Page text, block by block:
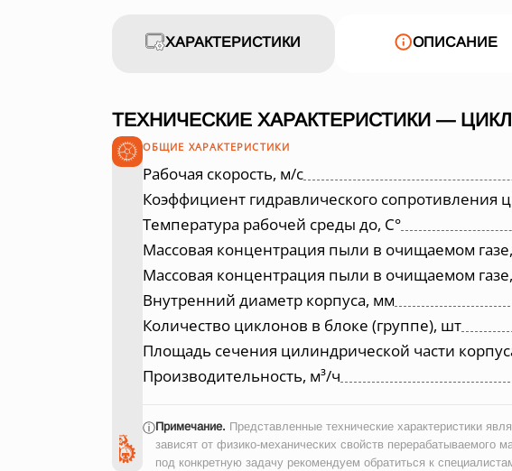
ХАРАКТЕРИСТИКИ ОПИСАНИЕ
ТЕХНИЧЕСКИЕ ХАРАКТЕРИСТИКИ —
ОБЩИЕ ХАРАКТЕРИСТИКИ
Рабочая скорость, м/с
Коэффициент гидравлического сопротивления
Температура рабочей среды до, С°
Массовая концентрация пыли в очищаемом
Массовая концентрация пыли в очищаемом
Внутренний диаметр корпуса, мм
Количество циклонов в блоке (группе), шт
Площадь сечения цилиндрической части
Производительность, м³/ч
ⓘПримечание. Представленные технические характеристики
зависят от физико-механических свойств перерабатываемого
под конкретную задачу рекомендуем обратиться к